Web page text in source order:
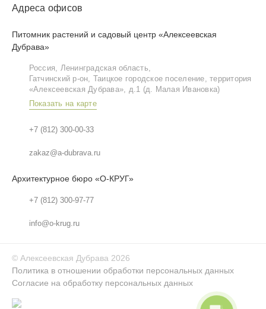
Адреса офисов
Питомник растений и садовый центр «Алексеевская
Дубрава»
Россия, Ленинградская область,
Гатчинский р‑он, Таицкое городское поселение, территория
«Алексеевская Дубрава», д.1 (д. Малая Ивановка)
Показать на карте
+7 (812) 300-00-33
zakaz@a-dubrava.ru
Архитектурное бюро «О-КРУГ»
+7 (812) 300-97-77
info@o-krug.ru
© Алексеевская Дубрава 2026
Политика в отношении обработки персональных данных
Согласие на обработку персональных данных